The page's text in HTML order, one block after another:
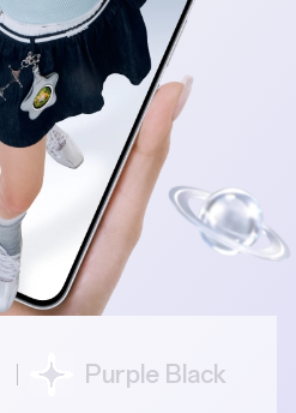
Purple Black